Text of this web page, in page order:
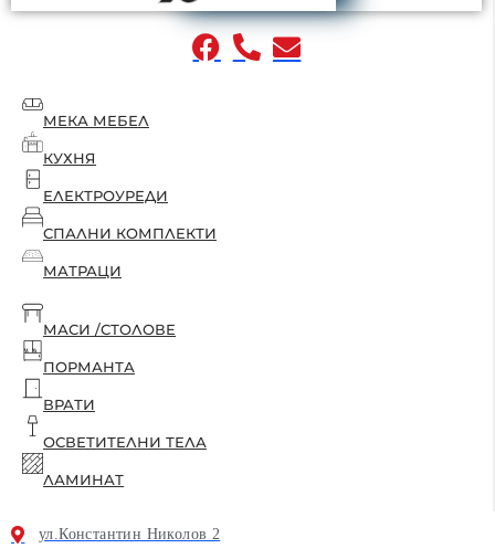
МЕКА МЕБЕЛ
КУХНЯ
ЕЛЕКТРОУРЕДИ
СПАЛНИ КОМПЛЕКТИ
МАТРАЦИ
МАСИ /СТОЛОВЕ
ПОРМАНТА
ВРАТИ
ОСВЕТИТЕЛНИ ТЕЛА
ЛАМИНАТ
ул.Константин Николов 2